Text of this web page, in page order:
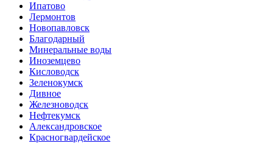
Ипатово
Лермонтов
Новопавловск
Благодарный
Минеральные воды
Иноземцево
Кисловодск
Зеленокумск
Дивное
Железноводск
Нефтекумск
Александровское
Красногвардейское